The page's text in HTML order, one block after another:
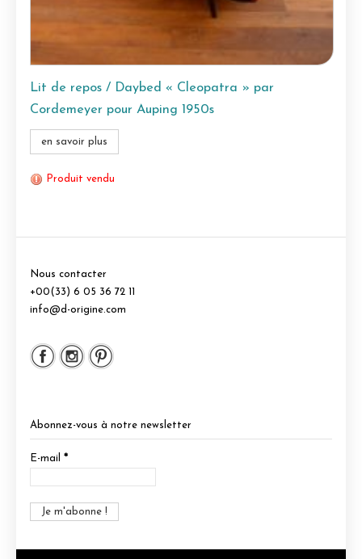
Lit de repos / Daybed « Cleopatra » par
Cordemeyer pour Auping 1950s
en savoir plus
Produit vendu
Nous contacter
+00(33) 6 05 36 72 11
info@d-origine.com
Abonnez-vous à notre newsletter
E-mail *